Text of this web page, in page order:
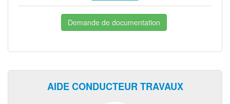
Demande de documentation
AIDE CONDUCTEUR TRAVAUX